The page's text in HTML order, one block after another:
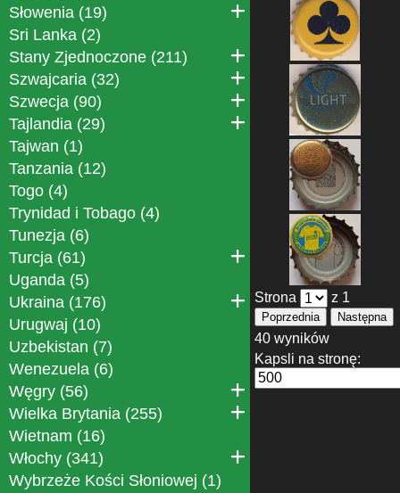
Słowenia (19)
Sri Lanka (2)
Stany Zjednoczone (211)
Szwajcaria (32)
Szwecja (90)
Tajlandia (29)
Tajwan (1)
Tanzania (12)
Togo (4)
Trynidad i Tobago (4)
Tunezja (6)
Turcja (61)
Uganda (5)
Ukraina (176)
Urugwaj (10)
Uzbekistan (7)
Wenezuela (6)
Węgry (56)
Wielka Brytania (255)
Wietnam (16)
Włochy (341)
Wybrzeże Kości Słoniowej (1)
Strona z 1
Poprzednia Następna
40 wyników
Kapsli na stronę: